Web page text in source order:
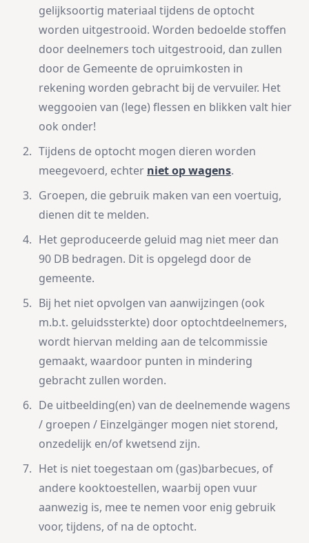
gelijksoortig materiaal tijdens de optocht
worden uitgestrooid. Worden bedoelde stoffen
door deelnemers toch uitgestrooid, dan zullen
door de Gemeente de opruimkosten in
rekening worden gebracht bij de vervuiler. Het
weggooien van (lege) flessen en blikken valt hier
ook onder!
Tijdens de optocht mogen dieren worden
meegevoerd, echter niet op wagens.
Groepen, die gebruik maken van een voertuig,
dienen dit te melden.
Het geproduceerde geluid mag niet meer dan
90 DB bedragen. Dit is opgelegd door de
gemeente.
Bij het niet opvolgen van aanwijzingen (ook
m.b.t. geluidssterkte) door optochtdeelnemers,
wordt hiervan melding aan de telcommissie
gemaakt, waardoor punten in mindering
gebracht zullen worden.
De uitbeelding(en) van de deelnemende wagens
/ groepen / Einzelgänger mogen niet storend,
onzedelijk en/of kwetsend zijn.
Het is niet toegestaan om (gas)barbecues, of
andere kooktoestellen, waarbij open vuur
aanwezig is, mee te nemen voor enig gebruik
voor, tijdens, of na de optocht.